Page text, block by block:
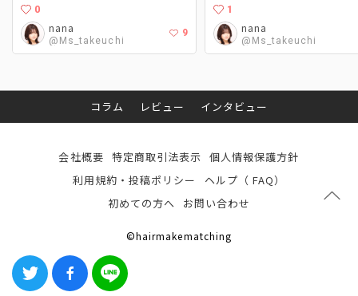
0
nana
@Ms_takeuchi
9
1
nana
@Ms_takeuchi
コラム レビュー インタビュー
会社概要 特定商取引法表示 個人情報保護方針
利用規約・投稿ポリシー
ヘルプ（ FAQ）
初めての方へ
お問い合わせ
©hairmakematching